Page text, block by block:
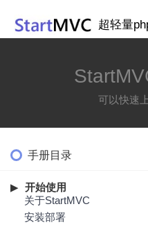
超轻量
可以快速
手册目录
开始使用
关于StartMVC
安装部署